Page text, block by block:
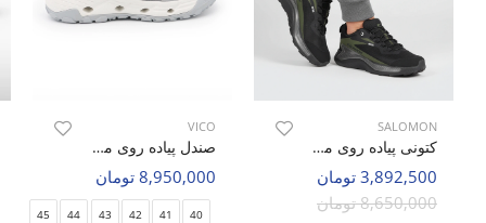
SALOMON
کتونی پیاده روی مردانه سالامون Genesis Matrix M
3,892,500 تومان
8,650,000 تومان
VICO
صندل پیاده روی مردانه ویکو Vico R1028 M
8,950,000 تومان
40
41
42
43
44
45